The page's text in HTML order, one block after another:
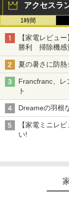
アクセスラ
1時間
【家電レビュ
勝利 掃除機感
夏の暑さに防
Francfranc、レ
ト
Dreameの羽根
【家電ミニレ
い!